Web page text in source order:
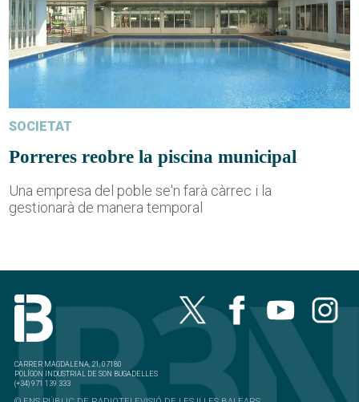
SOCIETAT
Porreres reobre la piscina municipal
Una empresa del poble se'n farà càrrec i la
gestionarà de manera temporal
CARRER MAGDALENA, 21, 07180
POLÍGON INDUSTRIAL DE SON BUGADELLES
(+34) 971 139 333